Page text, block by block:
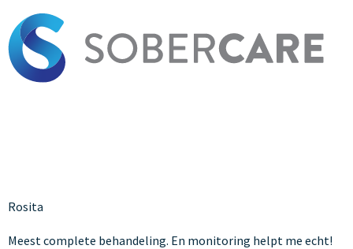
Rosita
Meest complete behandeling. En monitoring helpt me echt!